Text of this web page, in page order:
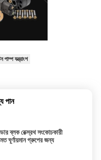
যন্ত্রাংশ
পান
ব্লক রেক্স্রথ সংকোচকারী
ঘূর্ণায়মান গ্রুপের জন্য